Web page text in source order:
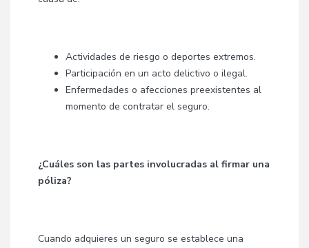
Actividades de riesgo o deportes extremos.
Participación en un acto delictivo o ilegal.
Enfermedades o afecciones preexistentes al
momento de contratar el seguro.
¿Cuáles son las partes involucradas al firmar una
póliza?
Cuando adquieres un seguro se establece una